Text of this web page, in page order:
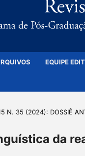
EQUIPE
N. 35 (2024): DOSSIÊ
da